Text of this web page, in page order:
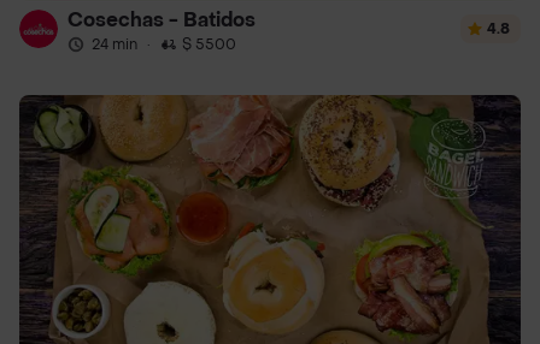
Cosechas - Batidos
24 min · $ 5500
4.8